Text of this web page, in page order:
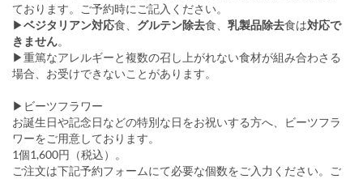
ております。ご予約時にご記入ください。
▶︎ベジタリアン対応食、 グルテン除去食、 乳製品除去食は対応で
きません。
▶︎重篤なアレルギーと複数の召し上がれない食材が組み合わさる
場合、お受けできないことがあります。
▶︎ビーツフラワー
お誕生日や記念日などの特別な日をお祝いする方へ、ビーツフラ
ワーをご用意しております。
1個1,600円（税込）。
ご注文は下記予約フォームにて必要な個数をご入力ください。ご